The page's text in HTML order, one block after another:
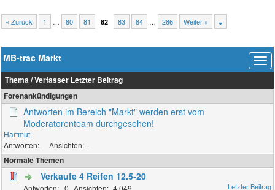
« Zurück 1 … 80 81 82 83 84 … 286 Weiter »
MB-trac Markt
Thema /Verfasser Letzter Beitrag
Forenankündigungen
Antworten im Bereich "Markt" werden erst vom
Moderatorenteam durchgesehen!
Hartmut
-
-
Normale Themen
Verkaufe 4 Reifen 12.5-20